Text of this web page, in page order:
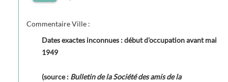
Commentaire Ville :
Dates exactes inconnues : début d'occupation avant mai
1949
(source : Bulletin de la Société des amis de la